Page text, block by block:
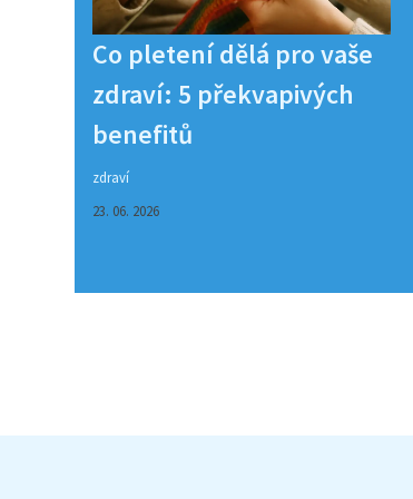
Co pletení dělá pro vaše
zdraví: 5 překvapivých
benefitů
zdraví
23. 06. 2026